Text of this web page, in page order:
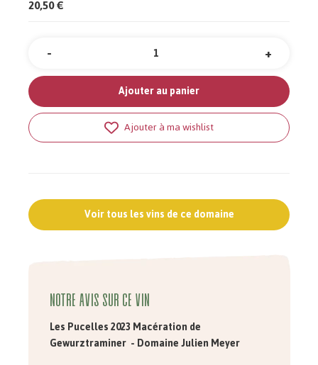
20,50 €
Quantité +
-
Ajouter au panier
Ajouter à ma wishlist
Voir tous les vins de ce domaine
Notre avis sur ce vin
Les Pucelles 2023 Macération de
Gewurztraminer - Domaine Julien Meyer